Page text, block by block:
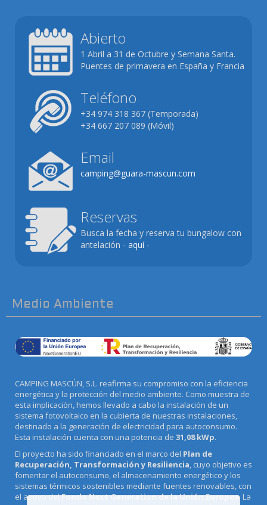
Abierto
1 Abril a 31 de Octubre y Semana Santa.
Puentes de primavera en España y Francia
Teléfono
+34 974 318 367 (Temporada)
+34 667 207 089 (Móvil)
Email
camping@guara-mascun.com
Reservas
Busca la fecha y reserva tu bungalow con
antelación - aquí -
Medio Ambiente
CAMPING MASCÚN, S.L. reafirma su compromiso con la eficiencia
energética y la protección del medio ambiente. Como muestra de
esta implicación, hemos llevado a cabo la instalación de un
sistema fotovoltaico en la cubierta de nuestras instalaciones,
destinado a la generación de electricidad para autoconsumo.
Esta instalación cuenta con una potencia de 31,08 kWp.
El proyecto ha sido financiado en el marco del Plan de
Recuperación, Transformación y Resiliencia, cuyo objetivo es
fomentar el autoconsumo, el almacenamiento energético y los
sistemas térmicos sostenibles mediante fuentes renovables, con
el apoyo delFondo Next Generation de la Unión Europea. La